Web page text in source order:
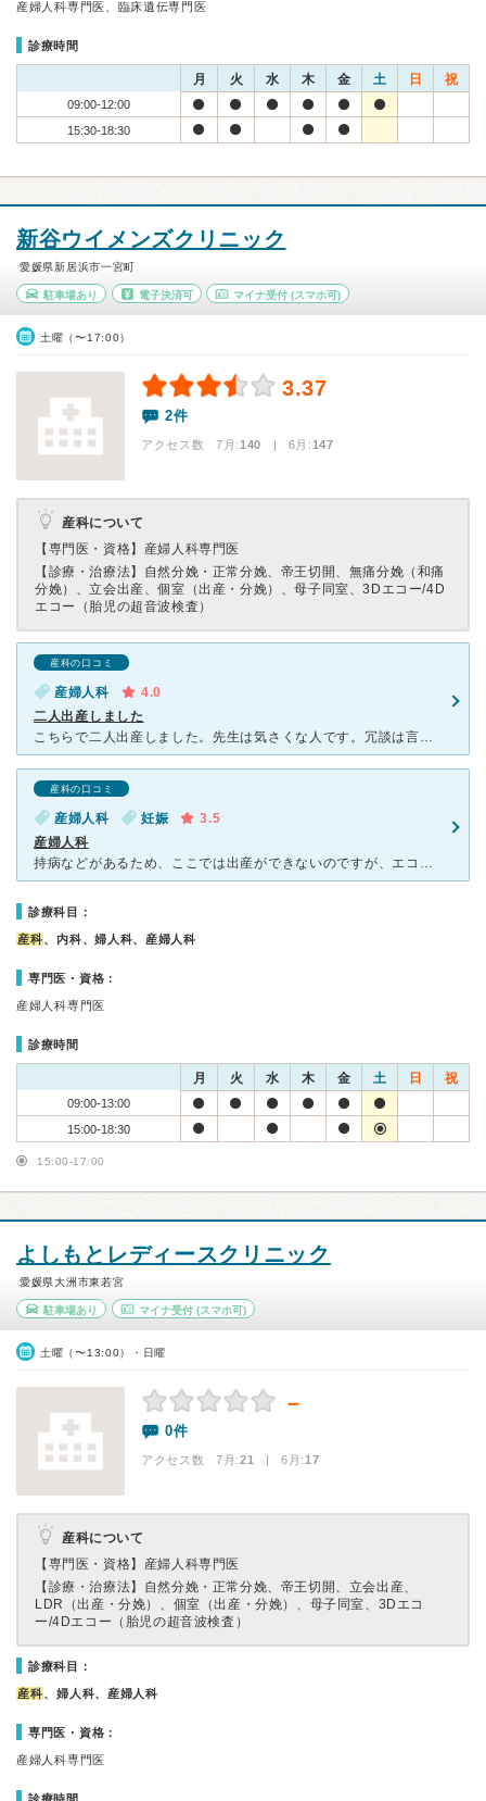
産婦人科専門医、臨床遺伝専門医
診療時間
月 火 水 木 金 土 日 祝
09:00-12:00
15:30-18:30
新谷ウイメンズクリニック
愛媛県新居浜市一宮町
駐車場あり 電子決済可 マイナ受付 (スマホ可)
土曜（〜17:00）
3.37
2件
アクセス数 7月:140 | 6月:147
産科について
【専門医・資格】 産婦人科専門医
【診療・治療法】 自然分娩・正常分娩、帝王切開、無痛分娩（和痛
分娩）、立会出産、個室（出産・分娩）、母子同室、3Dエコー/4D
エコー（胎児の超音波検査）
産科の口コミ
産婦人科
4.0
二人出産しました
こちらで二人出産しました。先生は気さくな人です。冗談は言いませんが、体調不良など相談にのってくれます。ただ、男の人にはわからないでしょ、と思うこともありました。 医院が北欧の造りらしいのですが、その
産科の口コミ
産婦人科 妊娠
3.5
産婦人科
持病などがあるため、ここでは出産ができないのですが、エコーで赤ちゃんを見てもらいたくて通っています。先生はとても優しくて、こちらの希望もなるべく叶えようとしてくれます。子供を連れて行くとシールをくれた
診療科目：
産科、内科、婦人科、産婦人科
専門医・資格：
産婦人科専門医
診療時間
月 火 水 木 金 土 日 祝
09:00-13:00
15:00-18:30
15:00-17:00
よしもとレディースクリニック
愛媛県大洲市東若宮
駐車場あり マイナ受付(スマホ可)
土曜（〜13:00）・日曜
－
0件
アクセス数 7月:21 | 6月:17
産科について
【専門医・資格】 産婦人科専門医
【診療・治療法】 自然分娩・正常分娩、帝王切開、立会出産、
LDR（出産・分娩）、個室（出産・分娩）、母子同室、3Dエコ
ー/4Dエコー（胎児の超音波検査）
診療科目：
産科、婦人科、産婦人科
専門医・資格：
産婦人科専門医